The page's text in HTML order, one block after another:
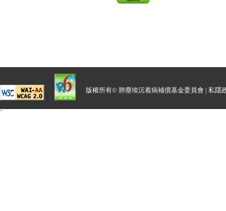
版權所有© 肺塵埃沉着病補償基金委員會 | 私隱
`